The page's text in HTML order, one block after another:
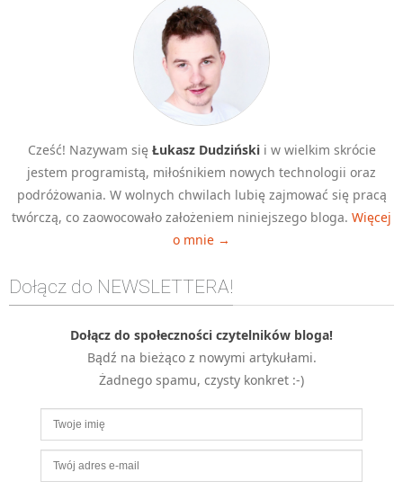
Inne
C++
Elementarz Java
Pascal
HTML 5
CSS 3
Django
PHP
WordPress
MOBILE
Android
KONTROLA WERSJI
Cześć! Nazywam się Łukasz Dudzińskii w wielkim skrócie
jestem programistą, miłośnikiem nowych technologii oraz
podróżowania. W wolnych chwilach lubię zajmować się pracą
twórczą, co zaowocowało założeniem niniejszego bloga. Więcej
o mnie →
Dołącz do NEWSLETTERA!
Dołącz do społeczności czytelników bloga!
Bądź na bieżąco z nowymi artykułami.
Żadnego spamu, czysty konkret :-)